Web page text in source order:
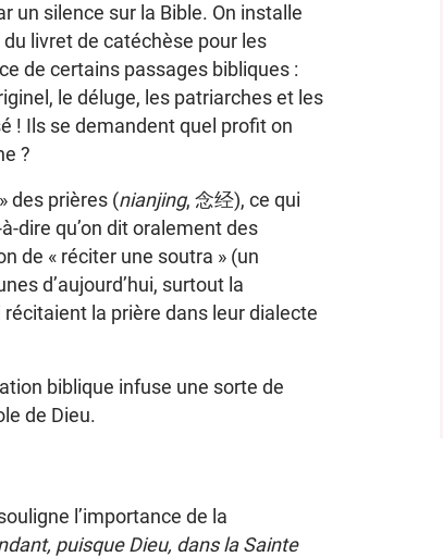
un silence sur la Bible. On installe
livret de catéchèse pour les
de certains passages bibliques :
le déluge, les patriarches et les
! Ils se demandent quel profit on
?
des prières (nianjing, 念经), ce qui
dire qu’on dit oralement des
de « réciter une soutra » (un
d’aujourd’hui, surtout la
la prière dans leur dialecte
biblique infuse une sorte de
de Dieu.
l’importance de la
puisque Dieu, dans la Sainte